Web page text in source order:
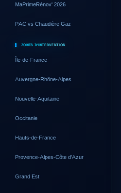
MaPrimeRénov' 2026
PAC vs Chaudière Gaz
ZONES D'INTERVENTION
Île-de-France
Auvergne-Rhône-Alpes
Nouvelle-Aquitaine
Occitanie
Hauts-de-France
Provence-Alpes-Côte d'Azur
Grand Est